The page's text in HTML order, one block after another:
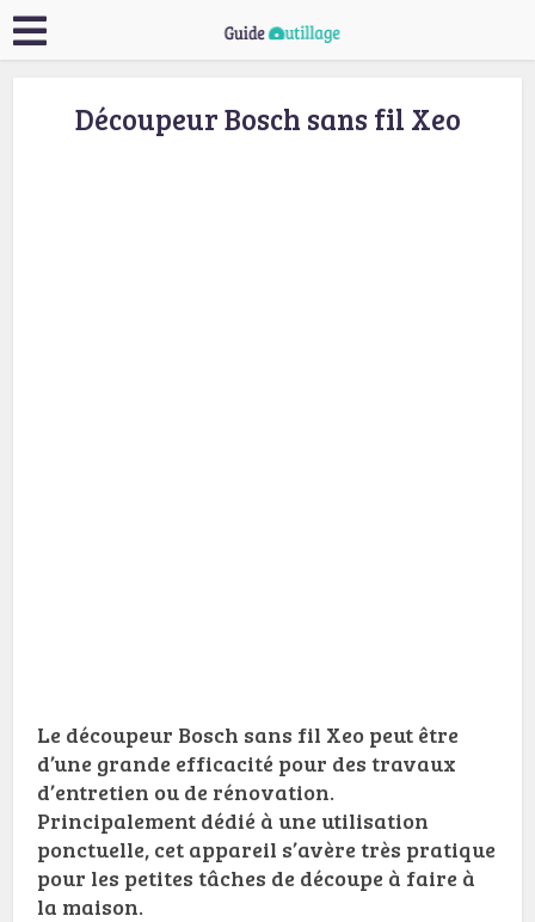
Découpeur Bosch sans fil Xeo
Le découpeur Bosch sans fil Xeo peut être
d’une grande efficacité pour des travaux
d’entretien ou de rénovation.
Principalement dédié à une utilisation
ponctuelle, cet appareil s’avère très pratique
pour les petites tâches de découpe à faire à
la maison.